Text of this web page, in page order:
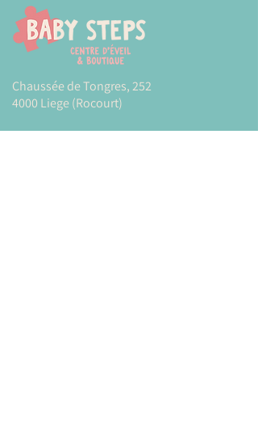
Chaussée de Tongres, 252
4000 Liege (Rocourt)